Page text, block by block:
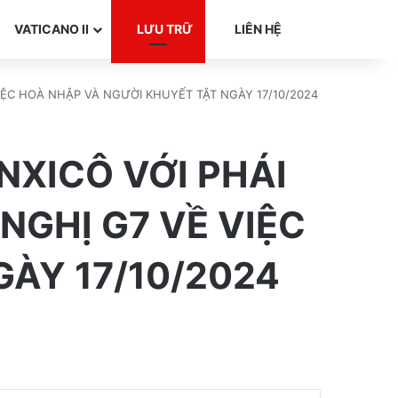
VATICANO II LƯU TRỮ LIÊN HỆ
HOÀ NHẬP VÀ NGƯỜI KHUYẾT TẬT NGÀY 17/10/2024
VỚI PHÁI
G7 VỀ VIỆC
17/10/2024